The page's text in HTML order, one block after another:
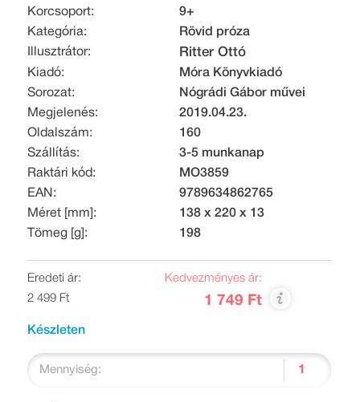
Korcsoport:
9+
Kategória:
Rövid próza
Illusztrátor:
Ritter Ottó
Kiadó:
Móra Könyvkiadó
Sorozat:
Nógrádi Gábor művei
Megjelenés:
2019.04.23.
Oldalszám:
160
Szállítás:
3-5 munkanap
Raktári kód:
MO3859
EAN:
9789634862765
Méret [mm]:
138 x 220 x 13
Tömeg [g]:
198
Eredeti ár:
2 499 Ft
Kedvezményes ár:
1 749 Ft
Készleten
Mennyiség: